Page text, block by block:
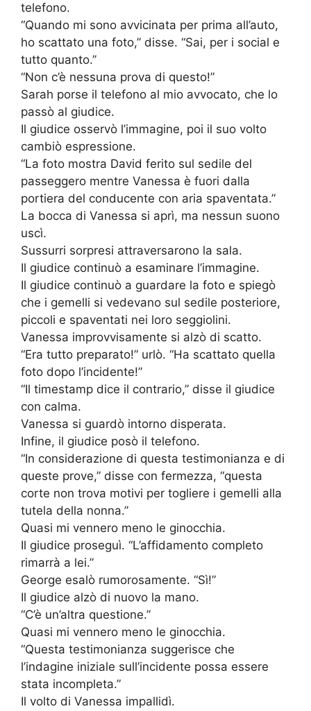
telefono.
“Quando mi sono avvicinata per prima all’auto,
ho scattato una foto,” disse. “Sai, per i social e
tutto quanto.”
“Non c’è nessuna prova di questo!”
Sarah porse il telefono al mio avvocato, che lo
passò al giudice.
Il giudice osservò l’immagine, poi il suo volto
cambiò espressione.
“La foto mostra David ferito sul sedile del
passeggero mentre Vanessa è fuori dalla
portiera del conducente con aria spaventata.”
La bocca di Vanessa si aprì, ma nessun suono
uscì.
Sussurri sorpresi attraversarono la sala.
Il giudice continuò a esaminare l’immagine.
Il giudice continuò a guardare la foto e spiegò
che i gemelli si vedevano sul sedile posteriore,
piccoli e spaventati nei loro seggiolini.
Vanessa improvvisamente si alzò di scatto.
“Era tutto preparato!” urlò. “Ha scattato quella
foto dopo l’incidente!”
“Il timestamp dice il contrario,” disse il giudice
con calma.
Vanessa si guardò intorno disperata.
Infine, il giudice posò il telefono.
“In considerazione di questa testimonianza e di
queste prove,” disse con fermezza, “questa
corte non trova motivi per togliere i gemelli alla
tutela della nonna.”
Quasi mi vennero meno le ginocchia.
Il giudice proseguì. “L’affidamento completo
rimarrà a lei.”
George esalò rumorosamente. “Sì!”
Il giudice alzò di nuovo la mano.
“C’è un’altra questione.”
Quasi mi vennero meno le ginocchia.
“Questa testimonianza suggerisce che
l’indagine iniziale sull’incidente possa essere
stata incompleta.”
Il volto di Vanessa impallidì.